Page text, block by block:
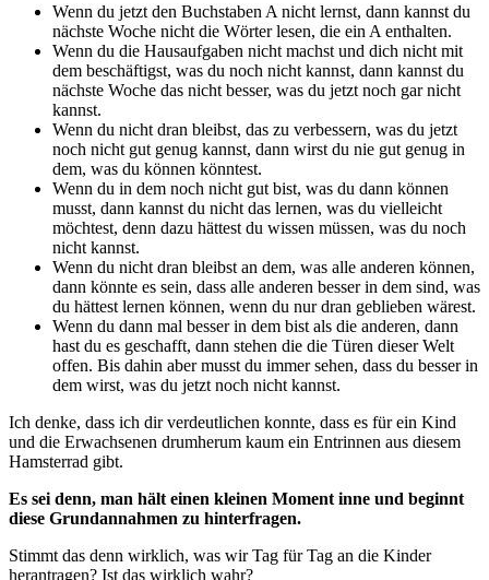
Wenn du jetzt den Buchstaben A nicht lernst, dann kannst du
nächste Woche nicht die Wörter lesen, die ein A enthalten.
Wenn du die Hausaufgaben nicht machst und dich nicht mit
dem beschäftigst, was du noch nicht kannst, dann kannst du
nächste Woche das nicht besser, was du jetzt noch gar nicht
kannst.
Wenn du nicht dran bleibst, das zu verbessern, was du jetzt
noch nicht gut genug kannst, dann wirst du nie gut genug in
dem, was du können könntest.
Wenn du in dem noch nicht gut bist, was du dann können
musst, dann kannst du nicht das lernen, was du vielleicht
möchtest, denn dazu hättest du wissen müssen, was du noch
nicht kannst.
Wenn du nicht dran bleibst an dem, was alle anderen können,
dann könnte es sein, dass alle anderen besser in dem sind, was
du hättest lernen können, wenn du nur dran geblieben wärest.
Wenn du dann mal besser in dem bist als die anderen, dann
hast du es geschafft, dann stehen die die Türen dieser Welt
offen. Bis dahin aber musst du immer sehen, dass du besser in
dem wirst, was du jetzt noch nicht kannst.
Ich denke, dass ich dir verdeutlichen konnte, dass es für ein Kind
und die Erwachsenen drumherum kaum ein Entrinnen aus diesem
Hamsterrad gibt.
Es sei denn, man hält einen kleinen Moment inne und beginnt
diese Grundannahmen zu hinterfragen.
Stimmt das denn wirklich, was wir Tag für Tag an die Kinder
herantragen? Ist das wirklich wahr?